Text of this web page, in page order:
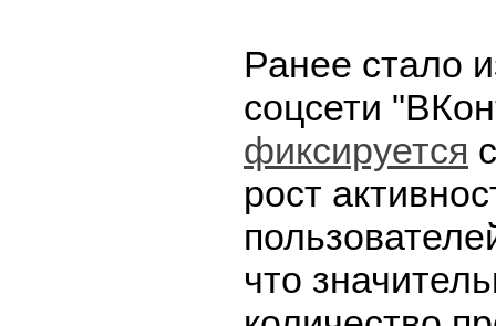
Ранее стало
соцсети
фиксируется
рост
что